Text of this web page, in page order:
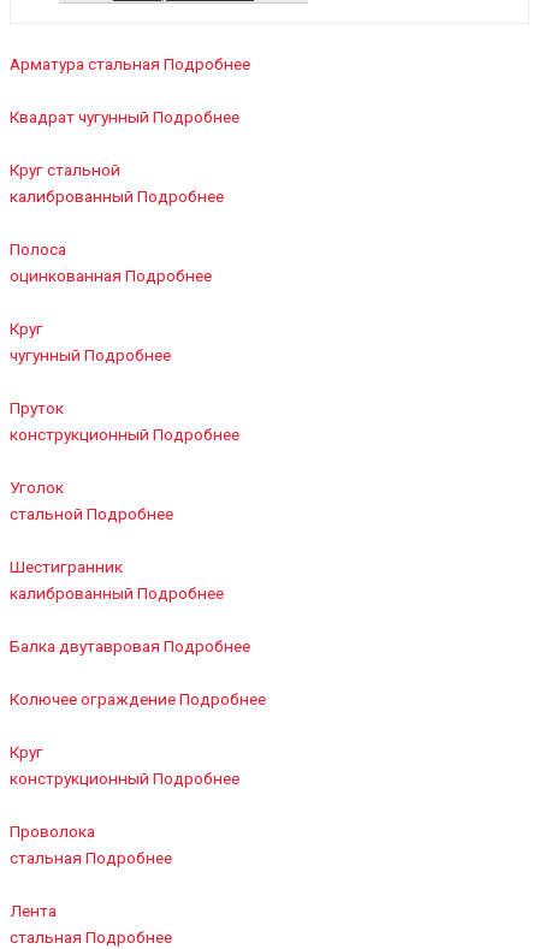
Арматура стальная Подробнее
Квадрат чугунный Подробнее
Круг стальной
калиброванный Подробнее
Полоса
оцинкованная Подробнее
Круг
чугунный Подробнее
Пруток
конструкционный Подробнее
Уголок
стальной Подробнее
Шестигранник
калиброванный Подробнее
Балка двутавровая Подробнее
Колючее ограждениеПодробнее
Круг
конструкционный Подробнее
Проволока
стальная Подробнее
Лента
стальная Подробнее